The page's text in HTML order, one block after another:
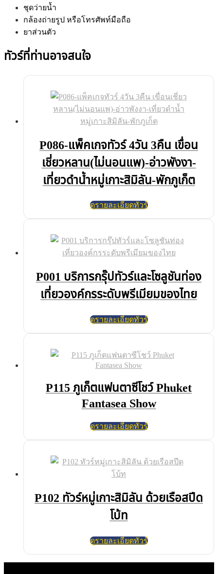
ชุดว่ายน้ำ
กล้องถ่ายรูป หรือโทรศัพท์มือถือ
ยาส่วนตัว
ทัวร์ที่ท่านอาจสนใจ
P086-แพ็คเกจทัวร์ 4วัน 3คืน เขื่อน
เชี่ยวหลาน(ไม่นอนแพ)-อ่าวพังงา-
เที่ยวดำน้ำหมู่เกาะสิมิลัน-พักภูเก็ต
ดูรายละเอียดทัวร์
P001 บริการกรุ๊ปทัวร์และโซลูชันท่อง
เที่ยวองค์กรระดับพรีเมียมของไทย
ดูรายละเอียดทัวร์
P115 ภูเก็ตแฟนตาซีโชว์ Phuket
Fantasea Show
ดูรายละเอียดทัวร์
P102 ทัวร์หมู่เกาะสิมิลัน ด้วยเรือสปีด
โบ้ท
ดูรายละเอียดทัวร์